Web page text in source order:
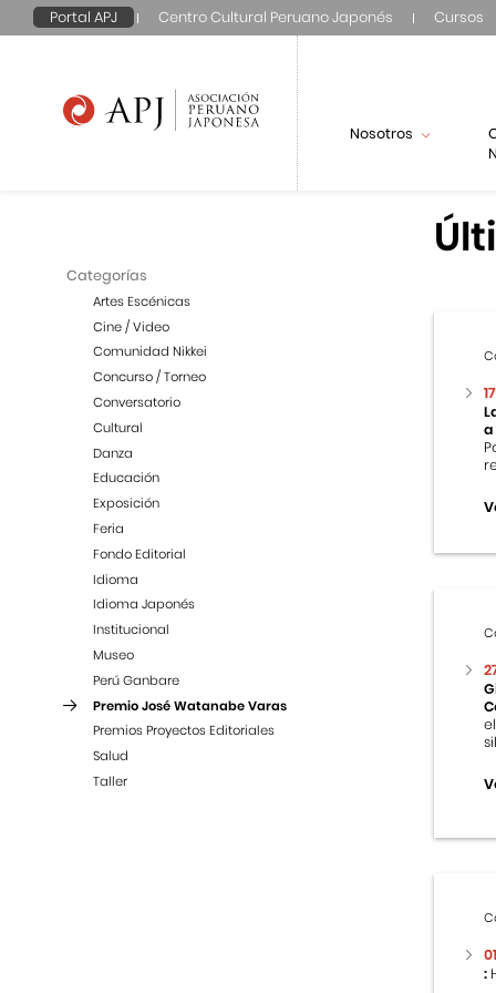
Portal APJ Centro Cultural Peruano Japonés Cursos
Nosotros
Categorías
Artes Escénicas
Cine / Video
Comunidad Nikkei
Concurso / Torneo
Conversatorio
Cultural
Danza
Educación
Exposición
Feria
Fondo Editorial
Idioma
Idioma Japonés
Institucional
Museo
Perú Ganbare
Premio José Watanabe Varas
Premios Proyectos Editoriales
Salud
Taller
a
: